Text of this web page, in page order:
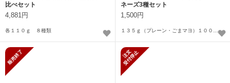
比べセット
4,881円
各１１０ｇ ８種類
ネーズ3種セット
1,500円
１３５ｇ（プレーン・ごまマヨ）１００ｇ（バーニャカウダ）